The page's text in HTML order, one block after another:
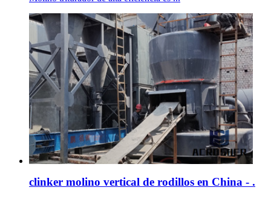
clinker molino vertical de rodillos en China - .